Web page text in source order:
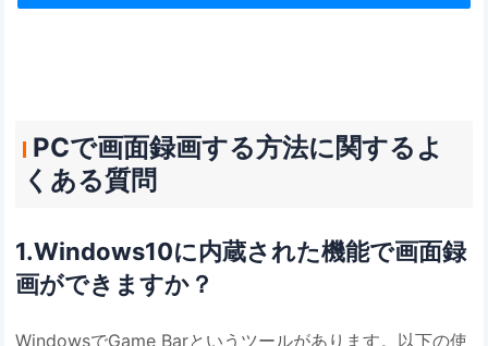
PCで画面録画する方法に関するよ
くある質問
1.Windows10に内蔵された機能で画面録
画ができますか？
WindowsでGame Barというツールがあります。以下の使